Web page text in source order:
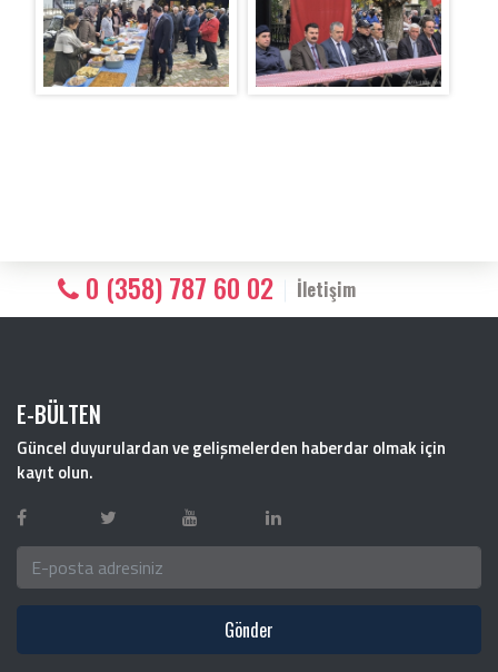
0 (358) 787 60 02 İletişim
E-BÜLTEN
Güncel duyurulardan ve gelişmelerden haberdar olmak için
kayıt olun.
Gönder